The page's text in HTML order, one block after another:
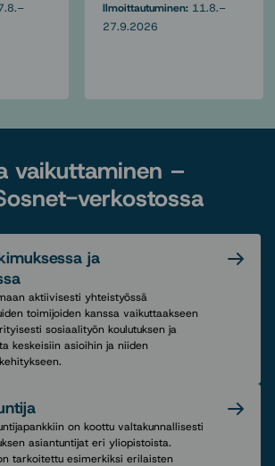
Ilmoittautuminen: 11.8.–
27.9.2026
vaikuttaminen –
verkostossa
ja
aktiivisesti yhteistyössä
toimijoiden kanssa vaikuttaakseen
sosiaalityön koulutuksen ja
keskeisiin asioihin ja niiden
on koottu valtakunnallisesti
asiantuntijat eri yliopistoista.
tarkoitettu esimerkiksi erilaisten